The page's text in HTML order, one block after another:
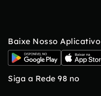
Baixe Nosso Aplicativo
Siga a Rede 98 no